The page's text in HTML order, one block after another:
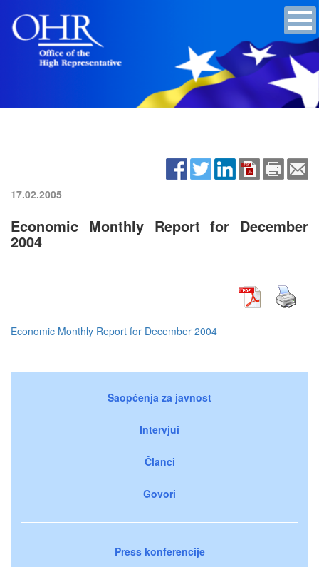
17.02.2005
Economic Monthly Report for December
2004
Economic Monthly Report for December 2004
Saopćenja za javnost
Intervjui
Članci
Govori
Press konferencije